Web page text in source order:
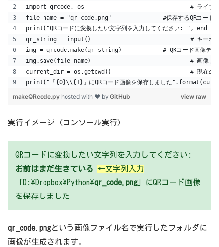
import qrcode, os
file_name = "qr_code.png"		#保存する
print("QRコードに変換したい文字列を入力してください: ",
qr_string =
img = qrcode.make(qr_string)		# QRコード
current_dir =
view raw
makeQRcode.py hosted with ❤ by GitHub
実行イメージ（コンソール実行）
QRコードに変換したい文字列を入力してください:
お前はまだ生きている
←文字列入力
「D:\Dropbox\Python\qr_code.png」にQRコード画像
を保存しました
qr_code.pngという画像ファイル名で実行したフォルダに
画像が生成されます。